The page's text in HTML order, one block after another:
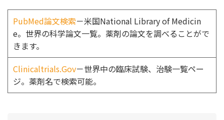
PubMed論文検索－米国National Library of Medicin
e。世界の科学論文一覧。薬剤の論文を調べることがで
きます。
Clinicaltrials.Gov－世界中の臨床試験、治験一覧ペー
ジ。薬剤名で検索可能。